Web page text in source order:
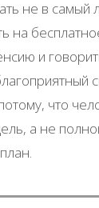
не в самый
на
и
что
а не